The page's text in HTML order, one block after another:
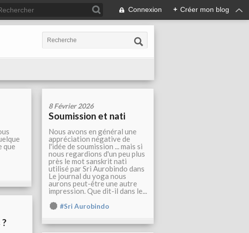
Connexion + Créer mon blog
que
8 Février 2026
Soumission et nati
Nous avons en général une
appréciation négative de
l'idée de soumission ... mais si
nous regardions d'un peu plus
près le mot sanskrit nati
utilisé par Sri Aurobindo dans
Le journal du yoga nous
aurons peut-être une autre
impression. Que dit-il dans le...
#Sri Aurobindo